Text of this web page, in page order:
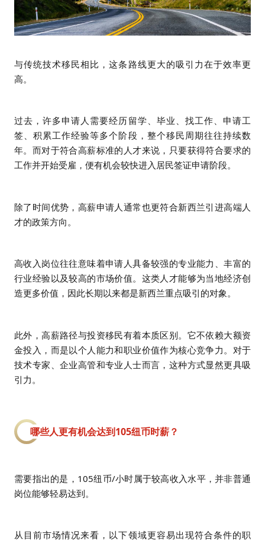
与传统技术移民相比，这条路线更大的吸引力在于效率更
高。
过去，许多申请人需要经历留学、毕业、找工作、申请工
签、积累工作经验等多个阶段，整个移民周期往往持续数
年。而对于符合高薪标准的人才来说，只要获得符合要求的
工作并开始受雇，便有机会较快进入居民签证申请阶段。
除了时间优势，高薪申请人通常也更符合新西兰引进高端人
才的政策方向。
高收入岗位往往意味着申请人具备较强的专业能力、丰富的
行业经验以及较高的市场价值。这类人才能够为当地经济创
造更多价值，因此长期以来都是新西兰重点吸引的对象。
此外，高薪路径与投资移民有着本质区别。它不依赖大额资
金投入，而是以个人能力和职业价值作为核心竞争力。对于
技术专家、企业高管和专业人士而言，这种方式显然更具吸
引力。
哪些人更有机会达到105纽币时薪？
需要指出的是，105纽币/小时属于较高收入水平，并非普通
岗位能够轻易达到。
从目前市场情况来看，以下领域更容易出现符合条件的职